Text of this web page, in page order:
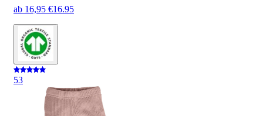
ab 16,95 €16.95
53